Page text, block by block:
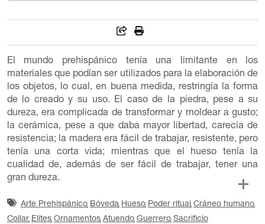
El mundo prehispánico tenía una limitante en los
materiales que podían ser utilizados para la elaboración de
los objetos, lo cual, en buena medida, restringía la forma
de lo creado y su uso. El caso de la piedra, pese a su
dureza, era complicada de transformar y moldear a gusto;
la cerámica, pese a que daba mayor libertad, carecía de
resistencia; la madera era fácil de trabajar, resistente, pero
tenía una corta vida; mientras que el hueso tenía la
cualidad de, además de ser fácil de trabajar, tener una
gran dureza.
Arte Prehispánico Bóveda Hueso Poder ritual Cráneo humano
Collar Elites Ornamentos Atuendo Guerrero Sacrificio